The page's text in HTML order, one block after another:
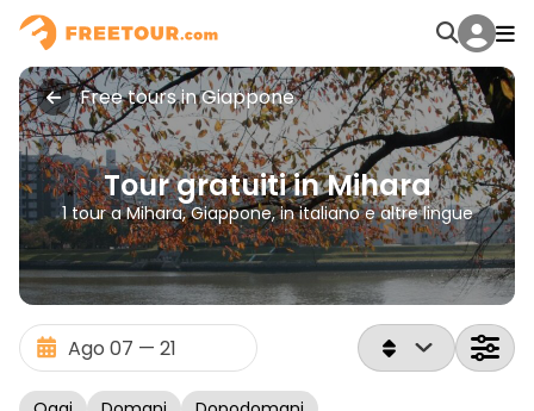
Free tours in Giappone
Tour gratuiti in Mihara
1 tour a Mihara, Giappone, in italiano e altre lingue